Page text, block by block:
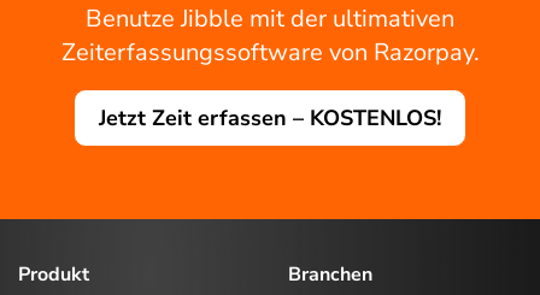
Benutze Jibble mit der ultimativen
Zeiterfassungssoftware von Razorpay.
Jetzt Zeit erfassen – KOSTENLOS!
Produkt
Branchen